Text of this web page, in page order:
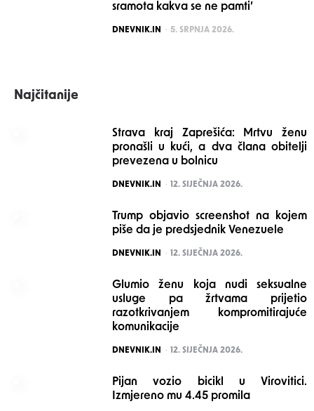
sramota kakva se ne pamti’
POSTED
DNEVNIK.IN 5. SRPNJA 2026.
Najčitanije
Strava kraj Zaprešića: Mrtvu ženu
pronašli u kući, a dva člana obitelji
prevezena u bolnicu
POSTED
DNEVNIK.IN 12. SIJEČNJA 2026.
Trump objavio screenshot na kojem
piše da je predsjednik Venezuele
POSTED
DNEVNIK.IN 12. SIJEČNJA 2026.
Glumio ženu koja nudi seksualne
usluge pa žrtvama prijetio
razotkrivanjem kompromitirajuće
komunikacije
POSTED
DNEVNIK.IN 12. SIJEČNJA 2026.
Pijan vozio bicikl u Virovitici.
Izmjereno mu 4.45 promila